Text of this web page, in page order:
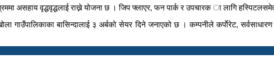
वृद्धवृद्धलाई राख्ने योजना छ । जिप फ्लाएर, फन पार्क र उपचारक ा लागि
गाउँपालिकाका बासिन्दालाई ३ अर्बको सेयर दिने जनाएको छ । कम्पनीले कर्पाेरेट,